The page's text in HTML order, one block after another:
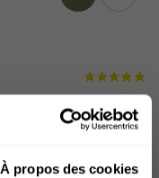
À propos des cookies